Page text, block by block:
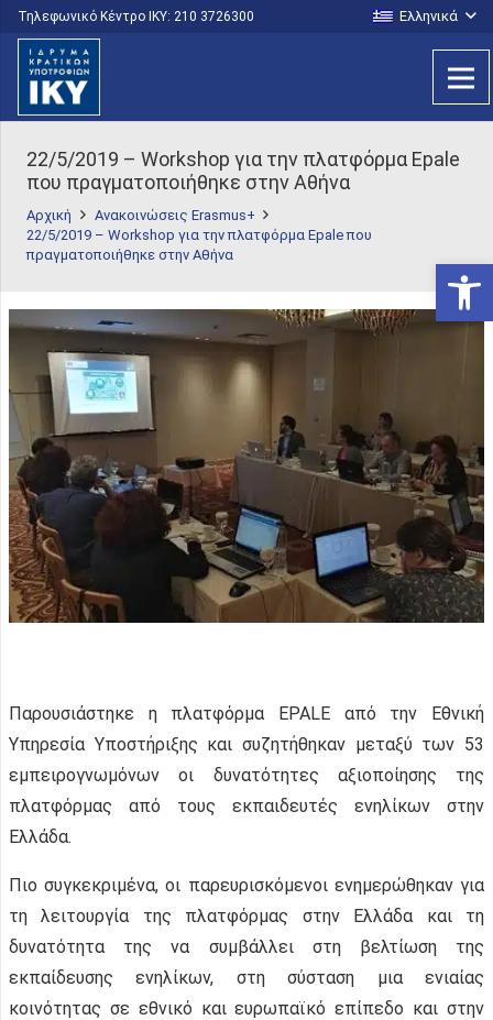
Τηλεφωνικό Κέντρο IKY: 210 3726300 Ελληνικά
22/5/2019 – Workshop για την πλατφόρμα Epale
που πραγματοποιήθηκε στην Αθήνα
Αρχική
Ανακοινώσεις Erasmus+
22/5/2019 – Workshop για την πλατφόρμα Epale που
πραγματοποιήθηκε στην Αθήνα
Παρουσιάστηκε η πλατφόρμα EPALE από την Εθνική
Υπηρεσία Υποστήριξης και συζητήθηκαν μεταξύ των 53
εμπειρογνωμόνων οι δυνατότητες αξιοποίησης της
πλατφόρμας από τους εκπαιδευτές ενηλίκων στην
Ελλάδα.
Πιο συγκεκριμένα, οι παρευρισκόμενοι ενημερώθηκαν για
τη λειτουργία της πλατφόρμας στην Ελλάδα και τη
δυνατότητα της να συμβάλλει στη βελτίωση της
εκπαίδευσης ενηλίκων, στη σύσταση μια ενιαίας
κοινότητας σε εθνικό και ευρωπαϊκό επίπεδο και στην